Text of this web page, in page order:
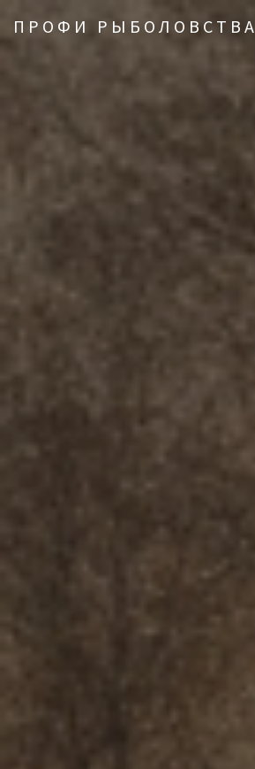
ПРОФИ РЫБОЛОВСТВА